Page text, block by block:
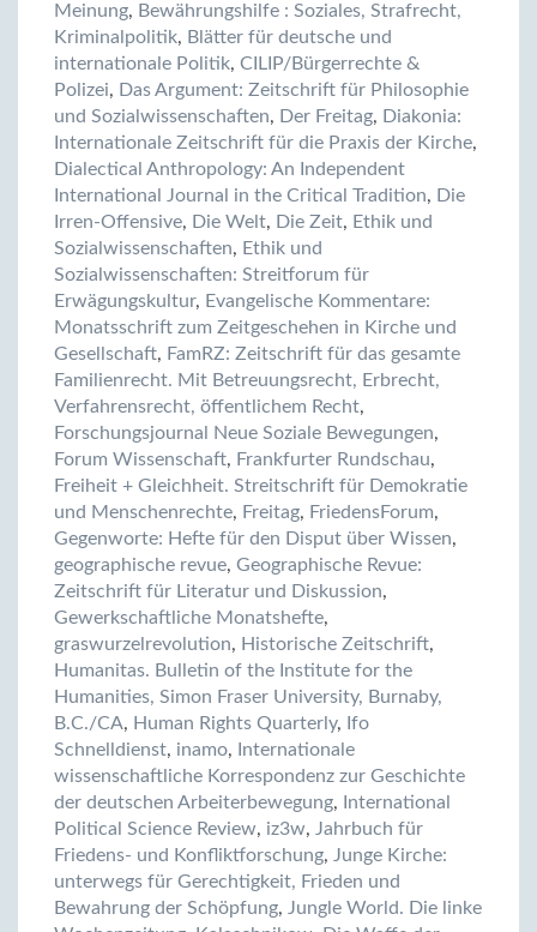
Meinung, Bewährungshilfe : Soziales, Strafrecht,
Kriminalpolitik, Blätter für deutsche und
internationale Politik, CILIP/Bürgerrechte &
Polizei, Das Argument: Zeitschrift für Philosophie
und Sozialwissenschaften, Der Freitag, Diakonia:
Internationale Zeitschrift für die Praxis der Kirche,
Dialectical Anthropology: An Independent
International Journal in the Critical Tradition, Die
Irren-Offensive, Die Welt, Die Zeit, Ethik und
Sozialwissenschaften, Ethik und
Sozialwissenschaften: Streitforum für
Erwägungskultur, Evangelische Kommentare:
Monatsschrift zum Zeitgeschehen in Kirche und
Gesellschaft, FamRZ: Zeitschrift für das gesamte
Familienrecht. Mit Betreuungsrecht, Erbrecht,
Verfahrensrecht, öffentlichem Recht,
Forschungsjournal Neue Soziale Bewegungen,
Forum Wissenschaft, Frankfurter Rundschau,
Freiheit + Gleichheit. Streitschrift für Demokratie
und Menschenrechte, Freitag, FriedensForum,
Gegenworte: Hefte für den Disput über Wissen,
geographische revue, Geographische Revue:
Zeitschrift für Literatur und Diskussion,
Gewerkschaftliche Monatshefte,
graswurzelrevolution, Historische Zeitschrift,
Humanitas. Bulletin of the Institute for the
Humanities, Simon Fraser University, Burnaby,
B.C./CA, Human Rights Quarterly, Ifo
Schnelldienst, inamo,
Internationale
wissenschaftliche Korrespondenz zur Geschichte
der deutschen Arbeiterbewegung,
International
Political Science Review, iz3w, Jahrbuch für
Friedens- und Konfliktforschung, Junge Kirche:
unterwegs für Gerechtigkeit, Frieden und
Bewahrung der Schöpfung, Jungle World. Die linke